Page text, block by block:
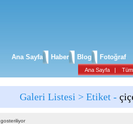
Ana Sayfa Haber Blog Fotoğraf
Ana Sayfa |
Galeri Listesi > Etiket -
gosteriliyor